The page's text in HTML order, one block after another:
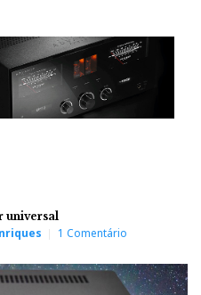
universal
1 Comentário